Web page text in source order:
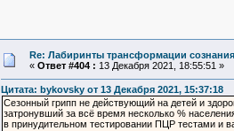
Re: Лабиринты трансформации
« Ответ #404 : 13 Декабря 2021, 18:55:51 »
Цитата: bykovsky от 13 Декабря 2021, 15:37:18
Сезонный грипп не действующий на детей и
затронувший за всё время несколько %
в принудительном тестировании ПЦР тестами и